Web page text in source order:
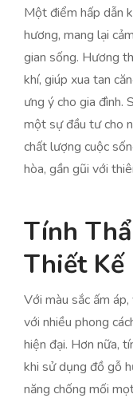
Một điểm hấp dẫn
hương, mang lại
gian sống. Hương
khí, giúp xua tan
ưng ý cho gia đình.
một sự đầu tư cho
chất lượng cuộc
hòa, gần gũi với
Tính
Thiết
Với màu sắc ấm
với nhiều phong
hiện đại. Hơn nữa,
khi sử dụng đồ gỗ
năng chống mối